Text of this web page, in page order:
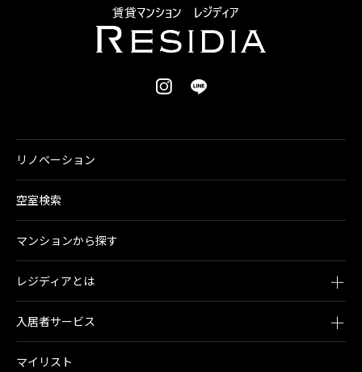
空室検索
マンションから探す
レジディアとは
リノベーション
入居者サービス
マイリスト